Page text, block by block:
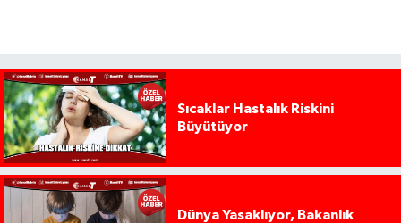
Sıcaklar Hastalık Riskini
Büyütüyor
Dünya Yasaklıyor, Bakanlık